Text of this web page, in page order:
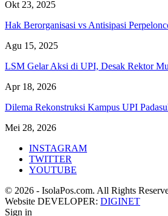
Okt 23, 2025
Hak Berorganisasi vs Antisipasi
Agu 15, 2025
LSM Gelar Aksi di UPI, Desak Rektor
Apr 18, 2026
Dilema Rekonstruksi Kampus UPI
Mei 28, 2026
INSTAGRAM
TWITTER
YOUTUBE
© 2026 - IsolaPos.com. All Rights
Website DEVELOPER: DIGINET
Sign in